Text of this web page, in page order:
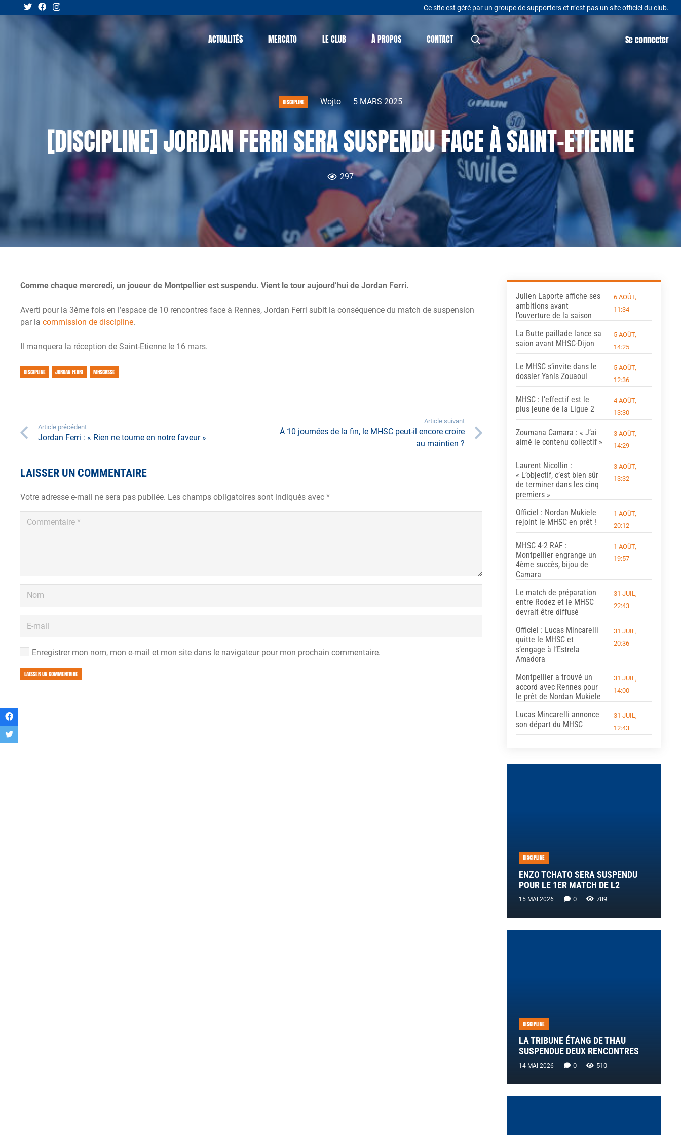
Ce site est géré par un groupe de supporters et n’est pas un site officiel du club.
ACTUALITÉS MERCATO LE CLUB À PROPOS CONTACT Se connecter
DISCIPLINE Wojto 5 MARS 2025
[DISCIPLINE] JORDAN FERRI SERA SUSPENDU FACE À SAINT-ETIENNE
297
Comme chaque mercredi, un joueur de Montpellier est suspendu. Vient le tour aujourd’hui de Jordan Ferri.
Averti pour la 3ème fois en l’espace de 10 rencontres face à Rennes, Jordan Ferri subit la conséquence du match de suspension
par la commission de discipline.
Il manquera la réception de Saint-Etienne le 16 mars.
DISCIPLINE JORDAN FERRI MHSCASSE
Article précédent
Jordan Ferri : « Rien ne tourne en notre faveur »
Article suivant
À 10 journées de la fin, le MHSC peut-il encore croire
au maintien ?
LAISSER UN COMMENTAIRE
Votre adresse e-mail ne sera pas publiée. Les champs obligatoires sont indiqués avec *
Enregistrer mon nom, mon e-mail et mon site dans le navigateur pour mon prochain commentaire.
LAISSER UN COMMENTAIRE
Julien Laporte affiche ses
ambitions avant
l’ouverture de la saison
6 AOÛT,
11:34
La Butte paillade lance sa
saion avant MHSC-Dijon
5 AOÛT,
14:25
Le MHSC s’invite dans le
dossier Yanis Zouaoui
5 AOÛT,
12:36
MHSC : l’effectif est le
plus jeune de la Ligue 2
4 AOÛT,
13:30
Zoumana Camara : « J’ai
aimé le contenu collectif »
3 AOÛT,
14:29
Laurent Nicollin :
« L’objectif, c’est bien sûr
de terminer dans les cinq
premiers »
3 AOÛT,
13:32
Officiel : Nordan Mukiele
rejoint le MHSC en prêt !
1 AOÛT,
20:12
MHSC 4-2 RAF :
Montpellier engrange un
4ème succès, bijou de
Camara
1 AOÛT,
19:57
Le match de préparation
entre Rodez et le MHSC
devrait être diffusé
31 JUIL,
22:43
Officiel : Lucas Mincarelli
quitte le MHSC et
s’engage à l’Estrela
Amadora
31 JUIL,
20:36
Montpellier a trouvé un
accord avec Rennes pour
le prêt de Nordan Mukiele
31 JUIL,
14:00
Lucas Mincarelli annonce
son départ du MHSC
31 JUIL,
12:43
DISCIPLINE
ENZO TCHATO SERA SUSPENDU
POUR LE 1ER MATCH DE L2
15 MAI 2026 0 789
DISCIPLINE
LA TRIBUNE ÉTANG DE THAU
SUSPENDUE DEUX RENCONTRES
14 MAI 2026 0 510